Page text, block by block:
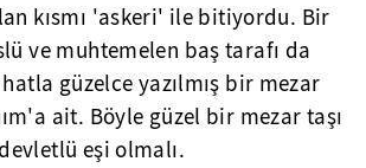
kısmı 'askeri' ile bitiyordu. Bir
ve muhtemelen baş tarafı da
güzelce yazılmış bir mezar
ait. Böyle güzel bir mezar taşı
eşi olmalı.